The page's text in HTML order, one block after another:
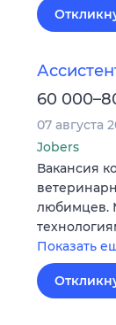
60
07 августа
Jobers
Вакансия
любимцев.
Показать